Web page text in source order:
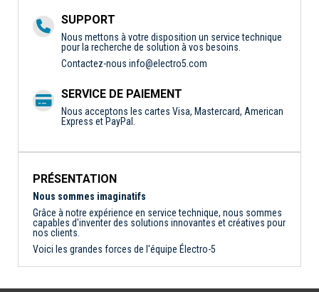
SUPPORT
Nous mettons à votre disposition un service technique
pour la recherche de solution à vos besoins.
Contactez-nous info@electro5.com
SERVICE DE PAIEMENT
Nous acceptons les cartes Visa, Mastercard, American
Express et PayPal.
PRÉSENTATION
Nous sommes imaginatifs
Grâce à notre expérience en service technique, nous sommes
capables d'inventer des solutions innovantes et créatives pour
nos clients.
Voici les grandes forces de l'équipe Électro-5